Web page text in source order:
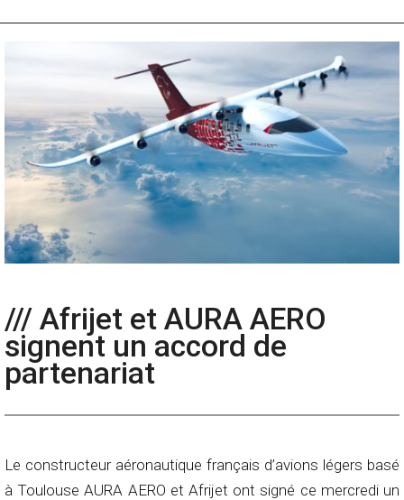
/// Afrijet et AURA AERO
signent un accord de
partenariat
Le constructeur aéronautique français d’avions légers basé
à Toulouse AURA AERO et Afrijet ont signé ce mercredi un